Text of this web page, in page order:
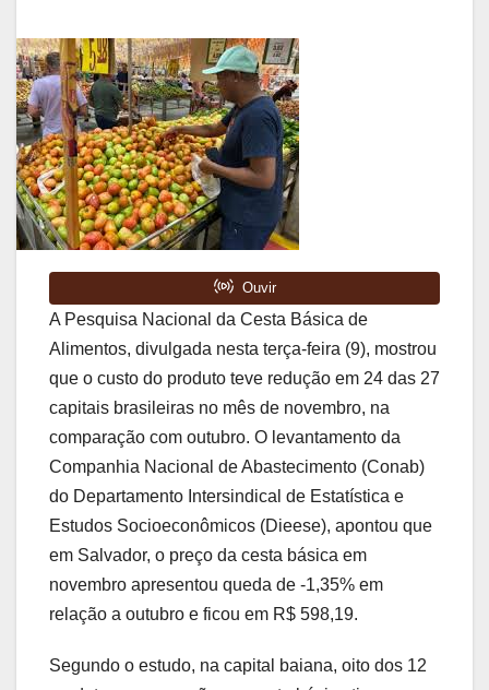
A Pesquisa Nacional da Cesta Básica de
Alimentos, divulgada nesta terça-feira (9), mostrou
que o custo do produto teve redução em 24 das 27
capitais brasileiras no mês de novembro, na
comparação com outubro. O levantamento da
Companhia Nacional de Abastecimento (Conab)
do Departamento Intersindical de Estatística e
Estudos Socioeconômicos (Dieese), apontou que
em Salvador, o preço da cesta básica em
novembro apresentou queda de -1,35% em
relação a outubro e ficou em R$ 598,19.
Segundo o estudo, na capital baiana, oito dos 12